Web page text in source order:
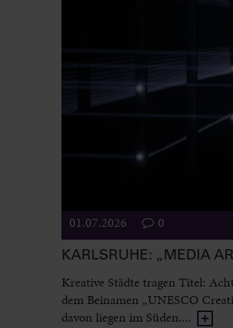
01.07.2026 0
KARLSRUHE: „MEDIA
Kreative Städte tragen Titel:
dem Beinamen „UNESCO
davon liegen im Süden....